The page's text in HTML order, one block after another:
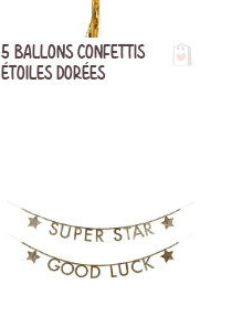
5 BALLONS CONFETTIS
ÉTOILES DORÉES